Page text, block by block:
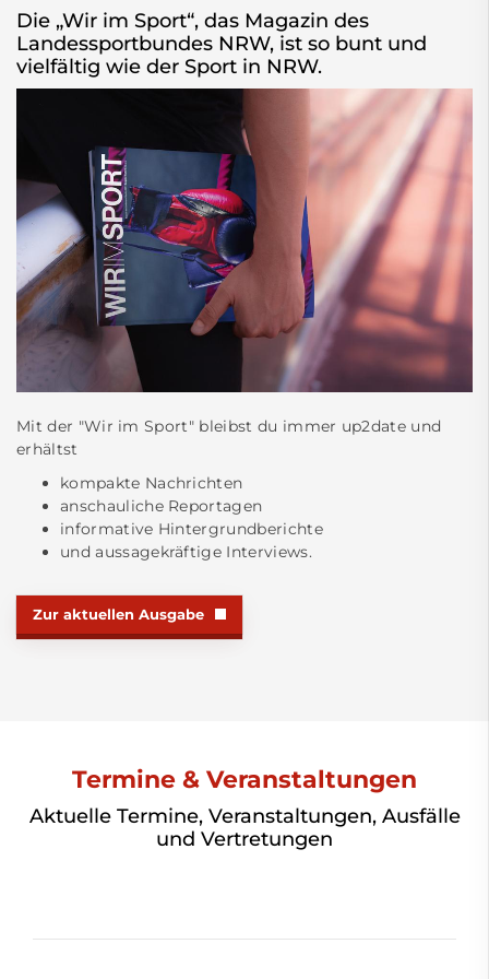
Die „Wir im Sport“, das Magazin des
Landessportbundes NRW, ist so bunt und
vielfältig wie der Sport in NRW.
Mit der "Wir im Sport" bleibst du immer up2date und
erhältst
kompakte Nachrichten
anschauliche Reportagen
informative Hintergrundberichte
und aussagekräftige Interviews.
Zur aktuellen Ausgabe
Termine & Veranstaltungen
Aktuelle Termine, Veranstaltungen, Ausfälle
und Vertretungen